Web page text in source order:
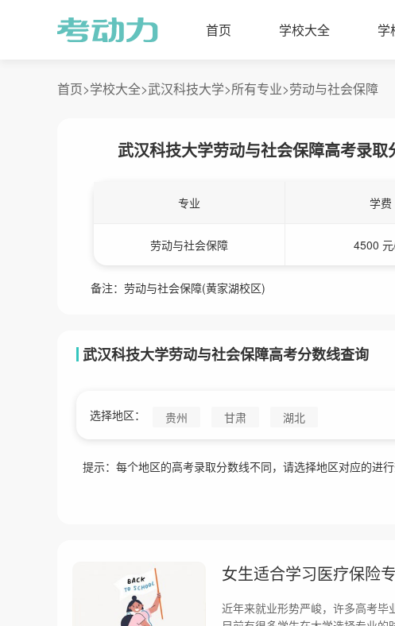
首页 学校大全 学
首页>学校大全>武汉科技大学>所有专业>劳动与社会保障
武汉科技大学劳动与社会保障高考录
专业 学费
劳动与社会保障 4500
备注：劳动与社会保障(黄家湖校区)
武汉科技大学劳动与社会保障高考分数线查询
选择地区： 贵州 甘肃 湖北
提示：每个地区的高考录取分数线不同，请选择地区对应的进行
女生适合学习医疗保险
近年来就业形势严峻，许多高考毕